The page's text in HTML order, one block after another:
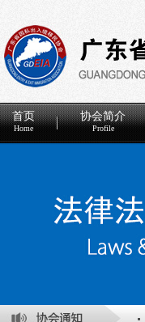
首页
Home
协会简介
Profile